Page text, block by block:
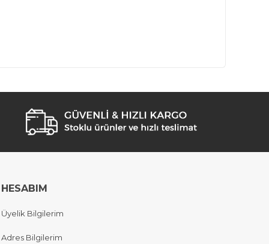
HESABIM
Üyelik Bilgilerim
Adres Bilgilerim